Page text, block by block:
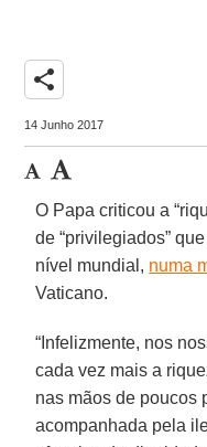
share
14 Junho 2017
O Papa criticou a
de “privilegiados”
nível mundial, numa
Vaticano.
“Infelizmente, nos
cada vez mais a
nas mãos de poucos
acompanhada pela